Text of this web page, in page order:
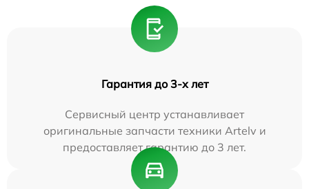
Гарантия до 3-х лет
Сервисный центр устанавливает
оригинальные запчасти техники Artelv и
предоставляет гарантию до 3 лет.